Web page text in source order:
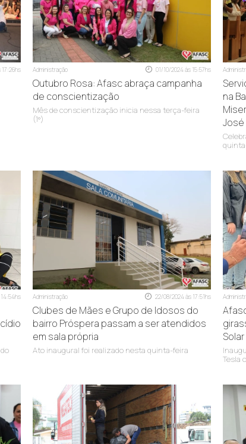
e a boa gestão, pilares essenciais para cuidar de
Administração 01/10/2024 às 15:57hs
Outubro Rosa: Afasc abraça campanha
de conscientização
Mês de conscientização inicia nessa terça-feira
(1º)
na
José
Administração 22/08/2024 às 17:51hs
Clubes de Mães e Grupo de Idosos do
bairro Próspera passam a ser atendidos
em sala própria
Ato inaugural foi realizado nesta quinta-feira
Tesla